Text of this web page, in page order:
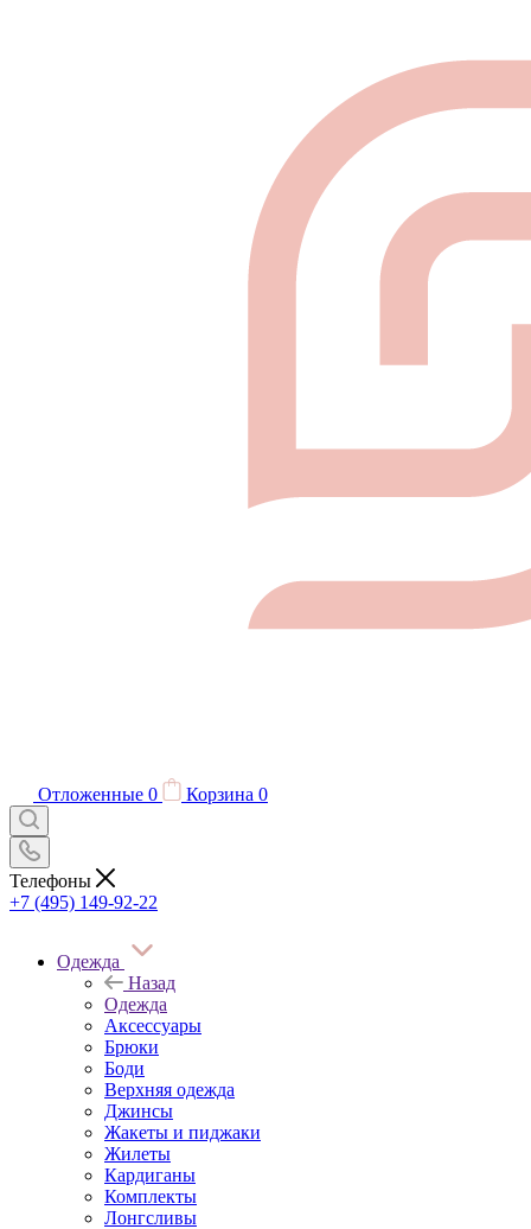
Отложенные 0 Корзина 0
Телефоны
+7 (495) 149-92-22
Одежда
Назад
Одежда
Аксессуары
Брюки
Боди
Верхняя одежда
Джинсы
Жакеты и пиджаки
Жилеты
Кардиганы
Комплекты
Лонгсливы